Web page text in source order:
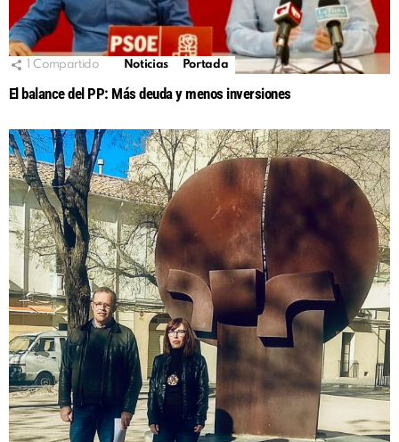
Compartido Noticias Portada
El balance del PP: Más deuda y menos inversiones